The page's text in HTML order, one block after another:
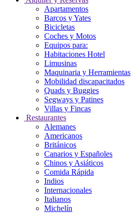
Apartamentos
Barcos y Yates
Bicicletas
Coches y Motos
Equipos para:
Habitaciones Hotel
Limusinas
Maquinaria y Herramientas
Mobilidad discapacitados
Quads y Buggies
Segways y Patines
Villas y Fincas
Restaurantes
Alemanes
Americanos
Británicos
Canarios y Españoles
Chinos y Asiáticos
Comida Rápida
Indios
Internacionales
Italianos
Michelín